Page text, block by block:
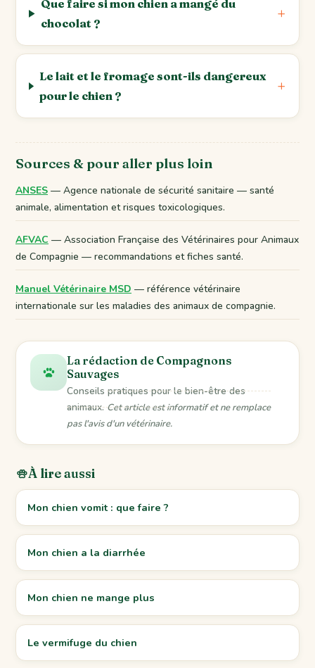
Que faire si mon chien a mangé du
chocolat ?
Le lait et le fromage sont-ils dangereux
pour le chien ?
Sources & pour aller plus loin
ANSES — Agence nationale de sécurité sanitaire — santé
animale, alimentation et risques toxicologiques.
AFVAC — Association Française des Vétérinaires pour Animaux
de Compagnie — recommandations et fiches santé.
Manuel Vétérinaire MSD — référence vétérinaire
internationale sur les maladies des animaux de compagnie.
La rédaction de Compagnons
Sauvages
Conseils pratiques pour le bien-être des
animaux.Cet article est informatif et ne remplace
pas l'avis d'un vétérinaire.
À lire aussi
Mon chien vomit : que faire ?
Mon chien a la diarrhée
Mon chien ne mange plus
Le vermifuge du chien